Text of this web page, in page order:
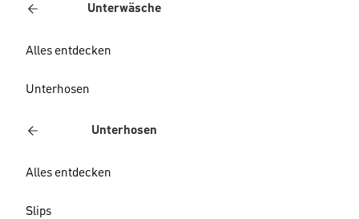
Unterwäsche
Alles entdecken
Unterhosen
Unterhosen
Alles entdecken
Slips